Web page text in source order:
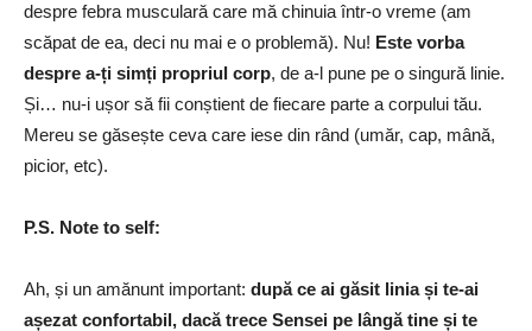
despre febra musculară care mă chinuia într-o vreme (am
scăpat de ea, deci nu mai e o problemă). Nu! Este vorba
despre a-ți simți propriul corp, de a-l pune pe o singură linie.
Și… nu-i ușor să fii conștient de fiecare parte a corpului tău.
Mereu se găsește ceva care iese din rând (umăr, cap, mână,
picior, etc).
P.S. Note to self:
Ah, și un amănunt important: după ce ai găsit linia și te-ai
așezat confortabil, dacă trece Sensei pe lângă tine și te